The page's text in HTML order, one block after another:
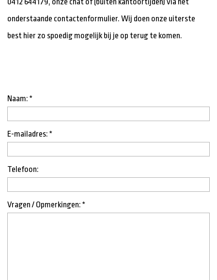
onderstaande contactenformulier. Wij doen onze uiterste
best hier zo spoedig mogelijk bij je op terug te komen.
Naam: *
E-mailadres: *
Telefoon:
Vragen / Opmerkingen: *